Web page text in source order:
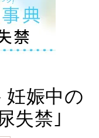
妊娠中の
失禁｣